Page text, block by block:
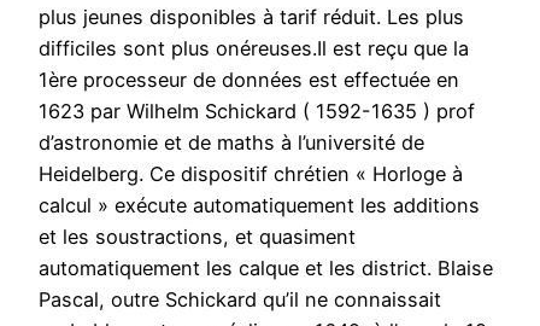
plus jeunes disponibles à tarif réduit. Les plus
difficiles sont plus onéreuses.Il est reçu que la
1ère processeur de données est effectuée en
1623 par Wilhelm Schickard ( 1592-1635 ) prof
d’astronomie et de maths à l’université de
Heidelberg. Ce dispositif chrétien « Horloge à
calcul » exécute automatiquement les additions
et les soustractions, et quasiment
automatiquement les calque et les district. Blaise
Pascal, outre Schickard qu’il ne connaissait